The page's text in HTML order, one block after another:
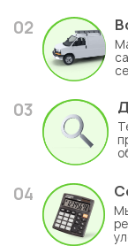
02
03
04